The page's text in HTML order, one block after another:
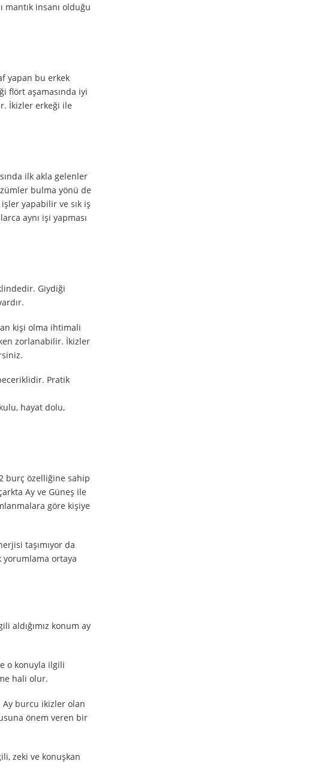
insanı olduğu
yapan bu erkek
flört aşamasında iyi
İkizler erkeği ile
ilk akla gelenler
bulma yönü de
yapabilir ve sık iş
aynı işi yapması
Giydiği
kişi olma ihtimali
zorlanabilir. İkizler
Pratik
hayat dolu,
burç özelliğine sahip
Ay ve Güneş ile
göre kişiye
taşımıyor da
ortaya
aldığımız konum ay
o konuyla ilgili
hali olur.
burcu ikizler olan
önem veren bir
zeki ve konuşkan